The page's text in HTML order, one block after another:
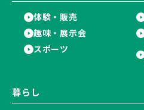
体験・販売
趣味・展示会
スポーツ
暮らし